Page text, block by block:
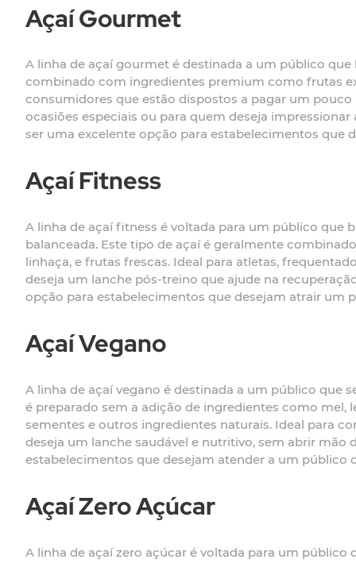
Açaí Gourmet
A linha de açaí gourmet é destinada a um público
combinado com ingredientes premium como frutas
consumidores que estão dispostos a pagar um
ocasiões especiais ou para quem deseja
ser uma excelente opção para estabelecimentos que
Açaí Fitness
A linha de açaí fitness é voltada para um público que
balanceada. Este tipo de açaí é geralmente
linhaça, e frutas frescas. Ideal para atletas,
deseja um lanche pós-treino que ajude na
opção para estabelecimentos que desejam atrair um
Açaí Vegano
A linha de açaí vegano é destinada a um público que
é preparado sem a adição de ingredientes como
sementes e outros ingredientes naturais. Ideal para
deseja um lanche saudável e nutritivo, sem abrir mão
estabelecimentos que desejam atender a um público
Açaí Zero Açúcar
A linha de açaí zero açúcar é voltada para um